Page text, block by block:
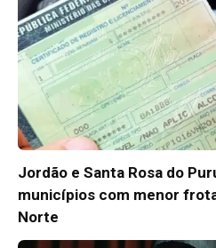
Jordão e Santa Rosa do
municípios com menor
Norte